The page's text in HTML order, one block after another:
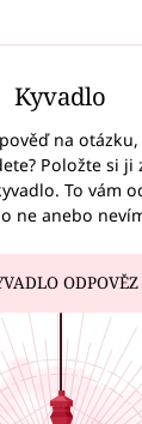
Kyvadlo
na
Položte si ji
To vám
ne anebo
ODPOVĚZ